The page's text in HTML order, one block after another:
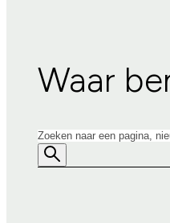
Waar
Zoeken